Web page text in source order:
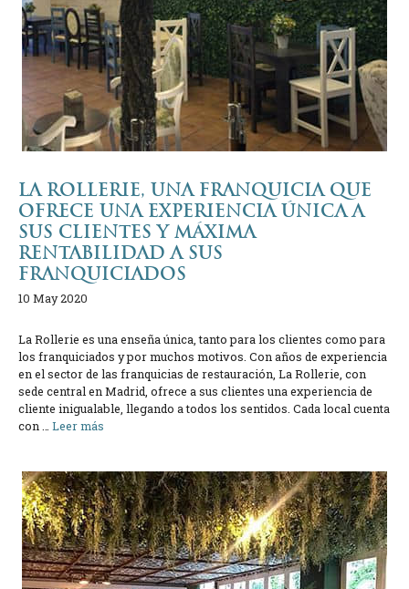
LA ROLLERIE, UNA FRANQUICIA QUE
OFRECE UNA EXPERIENCIA ÚNICA A
SUS CLIENTES Y MÁXIMA
RENTABILIDAD A SUS
FRANQUICIADOS
10 May 2020
La Rollerie es una enseña única, tanto para los clientes como para
los franquiciados y por muchos motivos. Con años de experiencia
en el sector de las franquicias de restauración, La Rollerie, con
sede central en Madrid, ofrece a sus clientes una experiencia de
cliente inigualable, llegando a todos los sentidos. Cada local cuenta
con … Leer más